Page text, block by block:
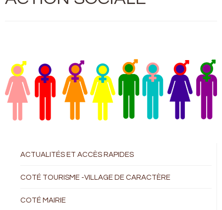
ACTUALITÉS ET ACCÈS RAPIDES
COTÉ TOURISME -VILLAGE DE CARACTÈRE
COTÉ MAIRIE